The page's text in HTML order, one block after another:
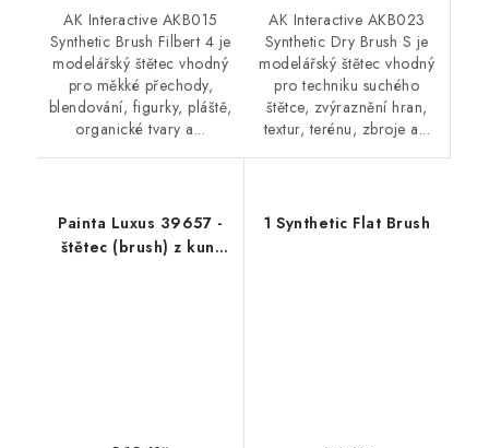
AK Interactive AKB015
Synthetic Brush Filbert 4 je
modelářský štětec vhodný
pro měkké přechody,
blendování, figurky, pláště,
organické tvary a...
AK Interactive AKB023
Synthetic Dry Brush S je
modelářský štětec vhodný
pro techniku suchého
štětce, zvýraznění hran,
textur, terénu, zbroje a...
Painta Luxus 39657 -
štětec (brush) z kuní
1 Synthetic Flat Brush